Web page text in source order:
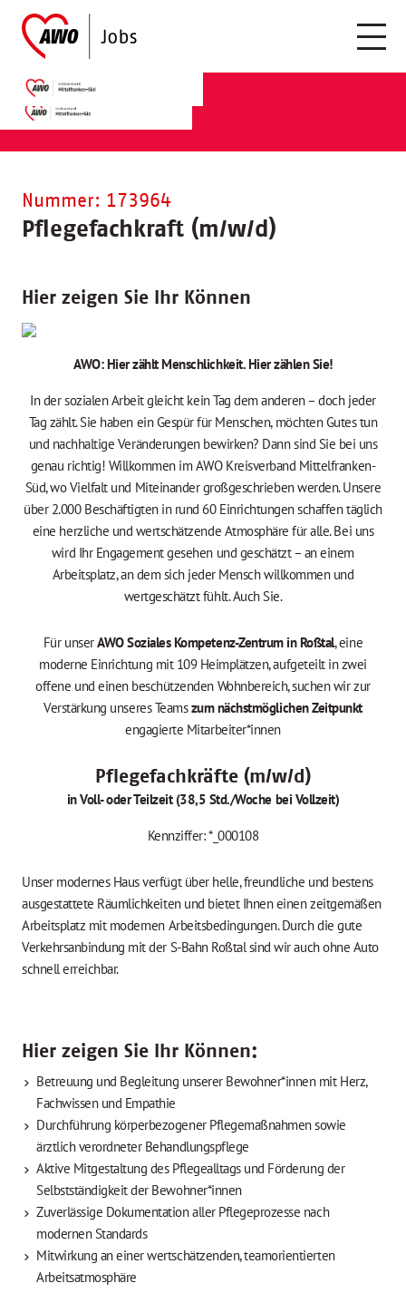
Nummer: 173964
Pflegefachkraft (m/w/d)
Hier zeigen Sie Ihr Können
AWO: Hier zählt Menschlichkeit. Hier zählen Sie!
In der sozialen Arbeit gleicht kein Tag dem anderen – doch jeder
Tag zählt. Sie haben ein Gespür für Menschen, möchten Gutes tun
und nachhaltige Veränderungen bewirken? Dann sind Sie bei uns
genau richtig! Willkommen im AWO Kreisverband Mittelfranken-
Süd, wo Vielfalt und Miteinander großgeschrieben werden. Unsere
über 2.000 Beschäftigten in rund 60 Einrichtungen schaffen täglich
eine herzliche und wertschätzende Atmosphäre für alle. Bei uns
wird Ihr Engagement gesehen und geschätzt – an einem
Arbeitsplatz, an dem sich jeder Mensch willkommen und
wertgeschätzt fühlt. Auch Sie.
Für unserAWO Soziales Kompetenz-Zentrum in Roßtal, eine
moderne Einrichtung mit 109 Heimplätzen, aufgeteilt in zwei
offene und einen beschützenden Wohnbereich, suchen wir zur
Verstärkung unseres Teamszum nächstmöglichen Zeitpunkt
engagierte Mitarbeiter*innen
Pflegefachkräfte (m/w/d)
in Voll- oder Teilzeit (38,5 Std./Woche bei Vollzeit)
Kennziffer: *_000108
Unser modernes Haus verfügt über helle, freundliche und bestens
ausgestattete Räumlichkeiten und bietet Ihnen einen zeitgemäßen
Arbeitsplatz mit modernen Arbeitsbedingungen. Durch die gute
Verkehrsanbindung mit der S-Bahn Roßtal sind wir auch ohne Auto
schnell erreichbar.
Hier zeigen Sie Ihr Können:
Betreuung und Begleitung unserer Bewohner*innen mit Herz,
Fachwissen und Empathie
Durchführung körperbezogener Pflegemaßnahmen sowie
ärztlich verordneter Behandlungspflege
Aktive Mitgestaltung des Pflegealltags und Förderung der
Selbstständigkeit der Bewohner*innen
Zuverlässige Dokumentation aller Pflegeprozesse nach
modernen Standards
Mitwirkung an einer wertschätzenden, teamorientierten
Arbeitsatmosphäre